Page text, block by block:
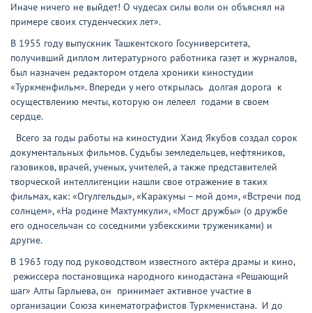
Иначе ничего не выйдет! О чудесах силы воли он объяснял на
примере своих студенческих лет».
В 1955 году выпускник Ташкентского Госуниверситета,
получивший диплом литературного работника газет и журналов,
был назначен редактором отдела хроники киностудии
«Туркменфильм». Впереди у него открылась долгая дорога к
осуществлению мечты, которую он лелеел годами в своем
сердце.
Всего за годы работы на киностудии Хаид Якубов создал сорок
документальных фильмов. Судьбы земледельцев, нефтяников,
газовиков, врачей, ученых, учителей, а также представителей
творческой интеллигенции нашли свое отражение в таких
фильмах, как: «Огулгельды», «Каракумы – мой дом», «Встречи под
солнцем», «На родине Махтумкули», «Мост дружбы» (о дружбе
его односельчан со соседними узбекскими тружениками) и
другие.
В 1963 году под руководством известного актёра драмы и кино,
режиссера постановщика народного кинодастана «Решающий
шаг» Алты Гарлыева, он принимает активное участие в
организации Союза кинематографистов Туркменистана. И до